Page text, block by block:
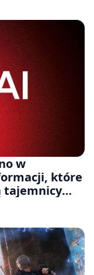
w
które
tajemnicy